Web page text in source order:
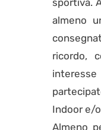
sportiva.
almeno
ricordo,
Indoor e/
​​​​Almeno